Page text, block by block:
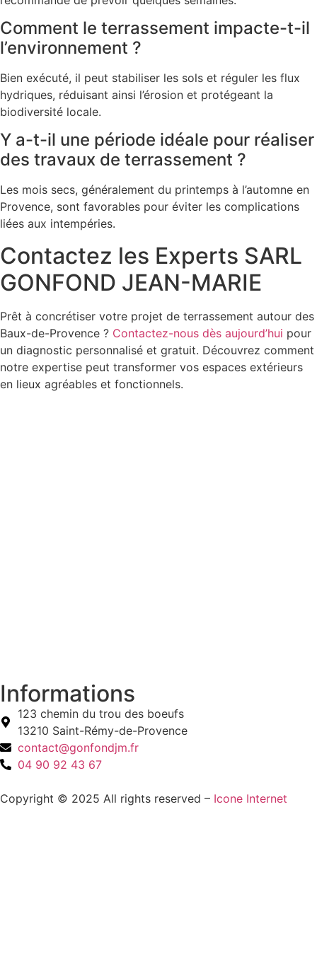
Comment le terrassement impacte-t-il
l’environnement ?
Bien exécuté, il peut stabiliser les sols et réguler les flux
hydriques, réduisant ainsi l’érosion et protégeant la
biodiversité locale.
Y a-t-il une période idéale pour réaliser
des travaux de terrassement ?
Les mois secs, généralement du printemps à l’automne en
Provence, sont favorables pour éviter les complications
liées aux intempéries.
Contactez les Experts SARL
GONFOND JEAN-MARIE
Prêt à concrétiser votre projet de terrassement autour des
Baux-de-Provence ? Contactez-nous dès aujourd’hui pour
un diagnostic personnalisé et gratuit. Découvrez comment
notre expertise peut transformer vos espaces extérieurs
en lieux agréables et fonctionnels.
Informations
123 chemin du trou des boeufs
13210 Saint-Rémy-de-Provence
contact@gonfondjm.fr
04 90 92 43 67
Copyright © 2025 All rights reserved – Icone Internet